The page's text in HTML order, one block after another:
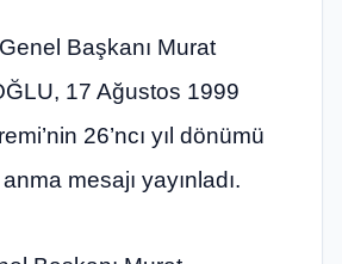
Başkanı Murat
17 Ağustos 1999
26’ncı yıl dönümü
mesajı yayınladı.